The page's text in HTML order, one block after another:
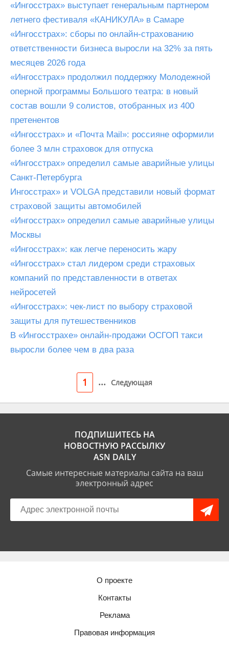
«Ингосстрах» выступает генеральным партнером
летнего фестиваля «КАНИКУЛА» в Самаре
«Ингосстрах»: сборы по онлайн-страхованию
ответственности бизнеса выросли на 32% за пять
месяцев 2026 года
«Ингосстрах» продолжил поддержку Молодежной
оперной программы Большого театра: в новый
состав вошли 9 солистов, отобранных из 400
претенентов
«Ингосстрах» и «Почта Mail»: россияне оформили
более 3 млн страховок для отпуска
«Ингосстрах» определил самые аварийные улицы
Санкт-Петербурга
Ингосстрах» и VOLGA представили новый формат
страховой защиты автомобилей
«Ингосстрах» определил самые аварийные улицы
Москвы
«Ингосстрах»: как легче переносить жару
«Ингосстрах» стал лидером среди страховых
компаний по представленности в ответах
нейросетей
«Ингосстрах»: чек-лист по выбору страховой
защиты для путешественников
В «Ингосстрахе» онлайн-продажи ОСГОП такси
выросли более чем в два раза
1 ... Следующая
ПОДПИШИТЕСЬ НА
НОВОСТНУЮ РАССЫЛКУ
ASN DAILY
Самые интересные материалы сайта на ваш
электронный адрес
О проекте
Контакты
Реклама
Правовая информация